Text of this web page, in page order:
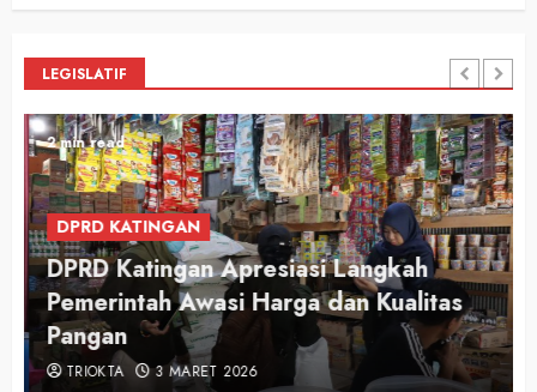
LEGISLATIF
2 min read
DPRD KATINGAN
DPRD Katingan Apresiasi Langkah
Pemerintah Awasi Harga dan Kualitas
Pangan
TRIOKTA 3 MARET 2026